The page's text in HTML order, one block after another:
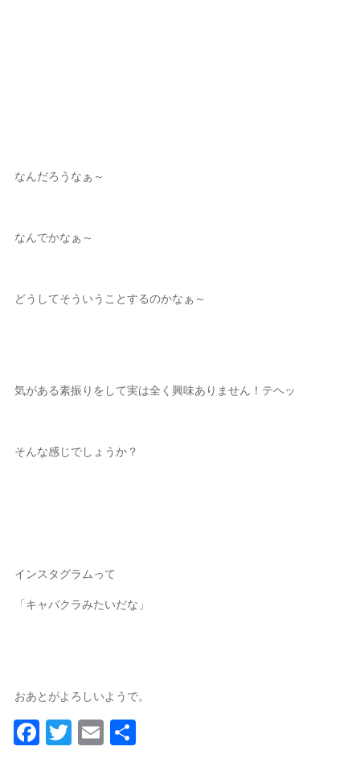
なんだろうなぁ～
なんでかなぁ～
どうしてそういうことするのかなぁ～
気がある素振りをして実は全く興味ありません！テヘッ
そんな感じでしょうか？
インスタグラムって
「キャバクラみたいだな」
おあとがよろしいようで。
Facebook
TwitterEmail